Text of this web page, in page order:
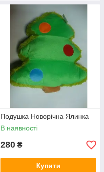
Подушка Новорічна Ялинка
В наявності
280 ₴
Купити